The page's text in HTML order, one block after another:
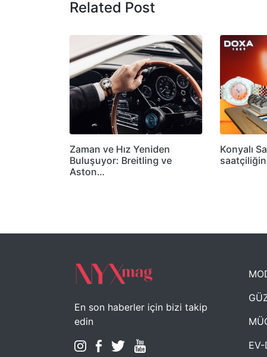
Related Post
Zaman ve Hız Yeniden
Buluşuyor: Breitling ve
Aston…
Konyalı
En son haberler için bizi takip
edin
EV-